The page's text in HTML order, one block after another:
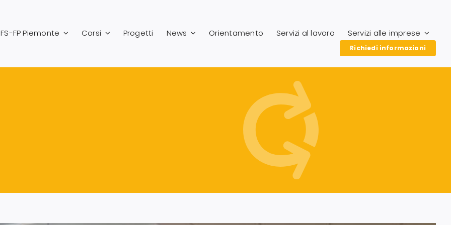
FP Piemonte Corsi Progetti News Orientamento Servizi al lavoro Servizi alle imprese
Richiedi informazioni